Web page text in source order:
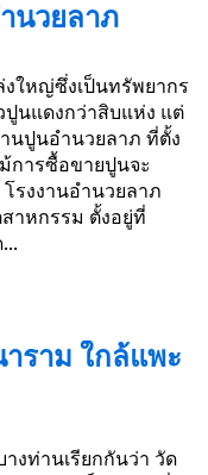
นวยลาภ
ใหญ่ซึ่งเป็นทรัพยากร
นแดงกว่าสิบแห่ง แต่
นปูนอำนวยลาภ ที่ตั้ง
การซื้อขายปูนจะ
รงงานอำนวยลาภ
าหกรรม ตั้งอยู่ที่
ราม ใกล้แพะ
งท่านเรียกกันว่า วัด